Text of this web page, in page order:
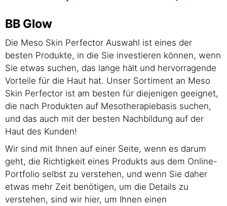
BB Glow
Die Meso Skin Perfector Auswahl ist eines der
besten Produkte, in die Sie investieren können, wenn
Sie etwas suchen, das lange hält und hervorragende
Vorteile für die Haut hat. Unser Sortiment an Meso
Skin Perfector ist am besten für diejenigen geeignet,
die nach Produkten auf Mesotherapiebasis suchen,
und das auch mit der besten Nachbildung auf der
Haut des Kunden!
Wir sind mit Ihnen auf einer Seite, wenn es darum
geht, die Richtigkeit eines Produkts aus dem Online-
Portfolio selbst zu verstehen, und wenn Sie daher
etwas mehr Zeit benötigen, um die Details zu
verstehen, sind wir hier, um Ihnen einen